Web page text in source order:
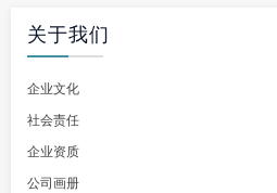
关于我们
企业文化
社会责任
企业资质
公司画册